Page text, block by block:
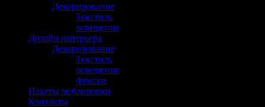
Декорирование
Текстиль
освещение
Дизайн интерьера
Декорирование
Текстиль
освещение
Фрески
Пакеты меблировки
Контакты